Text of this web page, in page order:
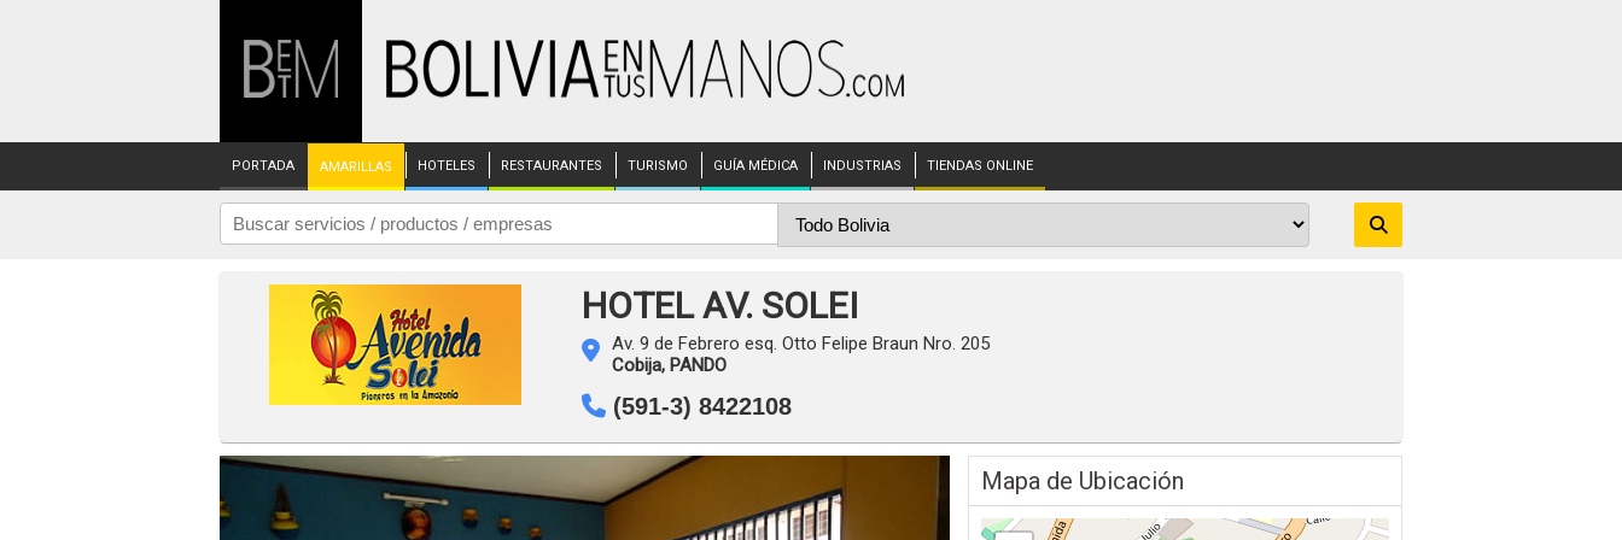
PORTADA AMARILLAS HOTELES RESTAURANTES TURISMO GUÍA MÉDICA INDUSTRIAS TIENDAS ONLINE
HOTEL AV. SOLEI
Av. 9 de Febrero esq. Otto Felipe Braun Nro. 205
Cobija, PANDO
(591-3) 8422108
Mapa de Ubicación